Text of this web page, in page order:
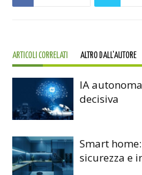
ARTICOLI CORRELATI ALTRO DALL'AUTORE
IA
decisiva
Smart
sicurezza e